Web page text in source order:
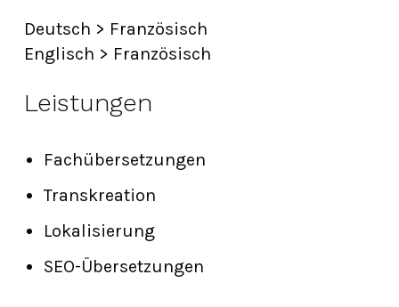
Deutsch > Französisch
Englisch > Französisch
Leistungen
Fachübersetzungen
Transkreation
Lokalisierung
SEO-Übersetzungen